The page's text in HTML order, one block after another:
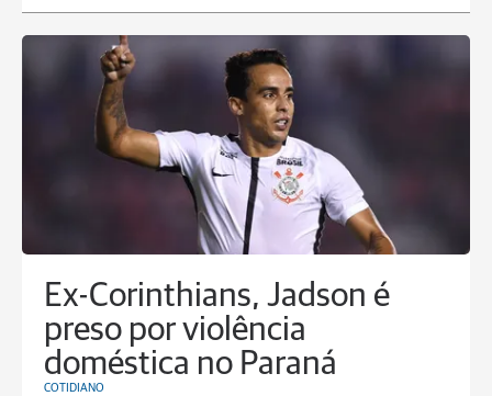
Ex-Corinthians, Jadson é
preso por violência
doméstica no Paraná
COTIDIANO